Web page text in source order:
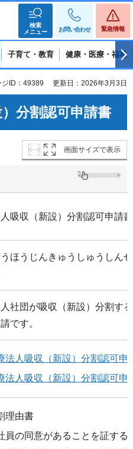
検索
メニュー
お問い合わせ 緊急情報
子育て・教育 健康・医療・福祉
ジID：49389 更新日：2026年3月3日
分割認可申請書
画面サイズで表示
吸収（新設）分割認可申請書
ほうじんきゅうしゅうしん
社団が吸収（新設）分割す
です。
法人吸収（新設）分割認可
法人吸収（新設）分割認可申
理由書
員の同意があることを証する